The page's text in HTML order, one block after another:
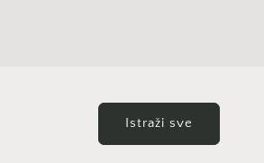
Istraži sve